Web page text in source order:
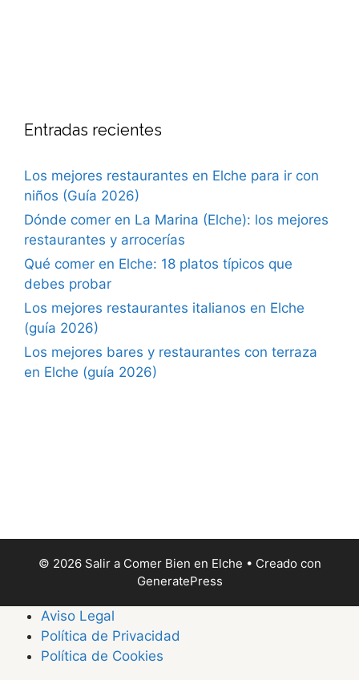
Entradas recientes
Los mejores restaurantes en Elche para ir con
niños (Guía 2026)
Dónde comer en La Marina (Elche): los mejores
restaurantes y arrocerías
Qué comer en Elche: 18 platos típicos que
debes probar
Los mejores restaurantes italianos en Elche
(guía 2026)
Los mejores bares y restaurantes con terraza
en Elche (guía 2026)
© 2026 Salir a Comer Bien en Elche • Creado con
GeneratePress
Aviso Legal
Política de Privacidad
Política de Cookies